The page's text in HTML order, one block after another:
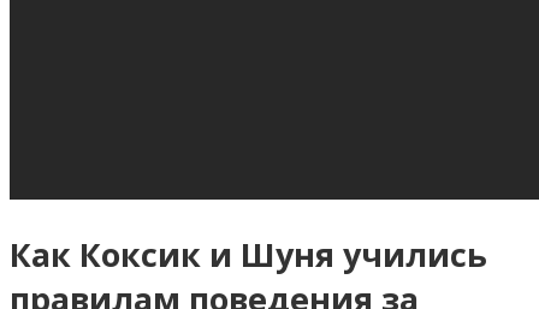
Как Коксик и Шуня учились
правилам поведения за